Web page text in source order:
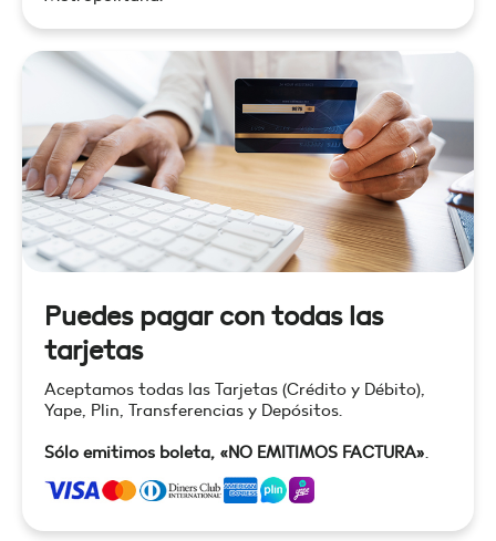
Puedes pagar con todas las
tarjetas
Aceptamos todas las Tarjetas (Crédito y Débito),
Yape, Plin, Transferencias y Depósitos.
Sólo emitimos boleta, «NO EMITIMOS FACTURA».